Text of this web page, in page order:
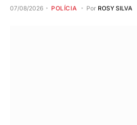
07/08/2026 POLÍCIA Por ROSY SILVA